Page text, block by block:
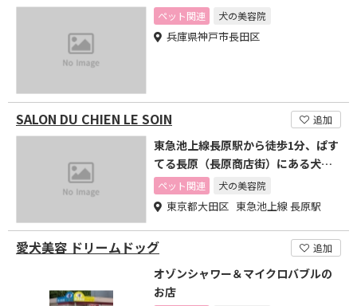
ペット関連
犬の美容院
兵庫県神戸市長田区
SALON DU CHIEN LE SOIN 追加
東急池上線長原駅から徒歩1分、ぱす
てる長原（長原商店街）にある犬の
美容室 ル ソワンです
ペット関連 犬の美容院
東京都大田区 東急池上線 長原駅
愛犬美容 ドリームドッグ 追加
オゾンシャワー＆マイクロバブルの
お店